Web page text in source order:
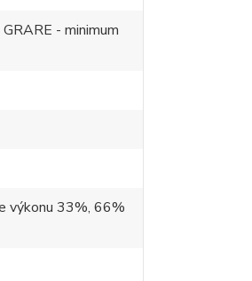
- minimum
výkonu 33%, 66%